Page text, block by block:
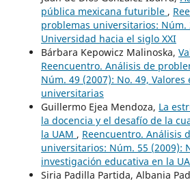
pública mexicana futurible ,
problemas universitarios: Núm.
Universidad hacia el siglo XXI
Bárbara Kepowicz Malinoska,
Reencuentro. Análisis de
Núm. 49 (2007): No. 49,
universitarias
Guillermo Ejea Mendoza, La
la docencia y el desafío de la
la UAM , Reencuentro. Análisis
universitarios: Núm. 55 (2009):
investigación educativa en la
Siria Padilla Partida, Albania